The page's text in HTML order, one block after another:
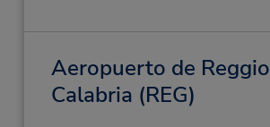
Aeropuerto de Reggio
Calabria (REG)